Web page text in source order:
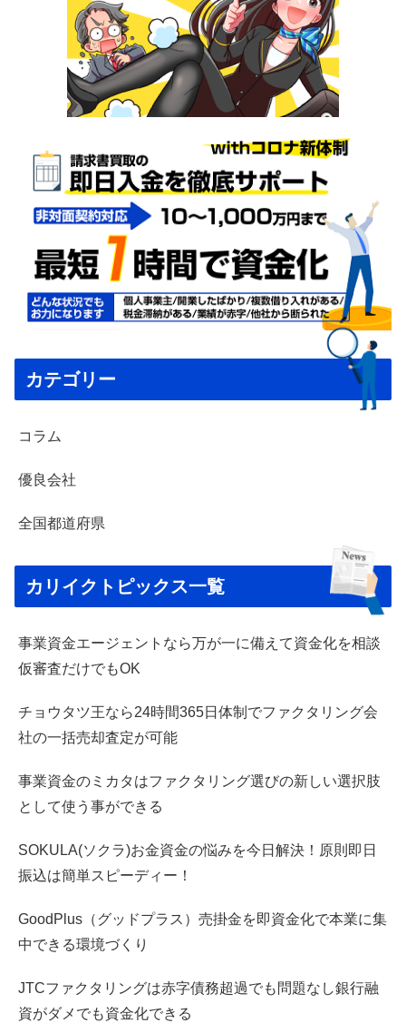
カテゴリー
コラム
優良会社
全国都道府県
カリイクトピックス一覧
事業資金エージェントなら万が一に備えて資金化を相談
仮審査だけでもOK
チョウタツ王なら24時間365日体制でファクタリング会
社の一括売却査定が可能
事業資金のミカタはファクタリング選びの新しい選択肢
として使う事ができる
SOKULA(ソクラ)お金資金の悩みを今日解決！原則即日
振込は簡単スピーディー！
GoodPlus（グッドプラス）売掛金を即資金化で本業に集
中できる環境づくり
JTCファクタリングは赤字債務超過でも問題なし銀行融
資がダメでも資金化できる